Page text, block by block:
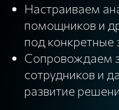
Настраиваем
помощников и
под конкретные
Сопровождаем
сотрудников и
развитие